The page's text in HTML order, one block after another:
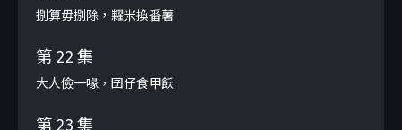
捌算毋捌除，糶米換番薯
第 22 集
大人儉一喙，囝仔食甲飫
第 23 集